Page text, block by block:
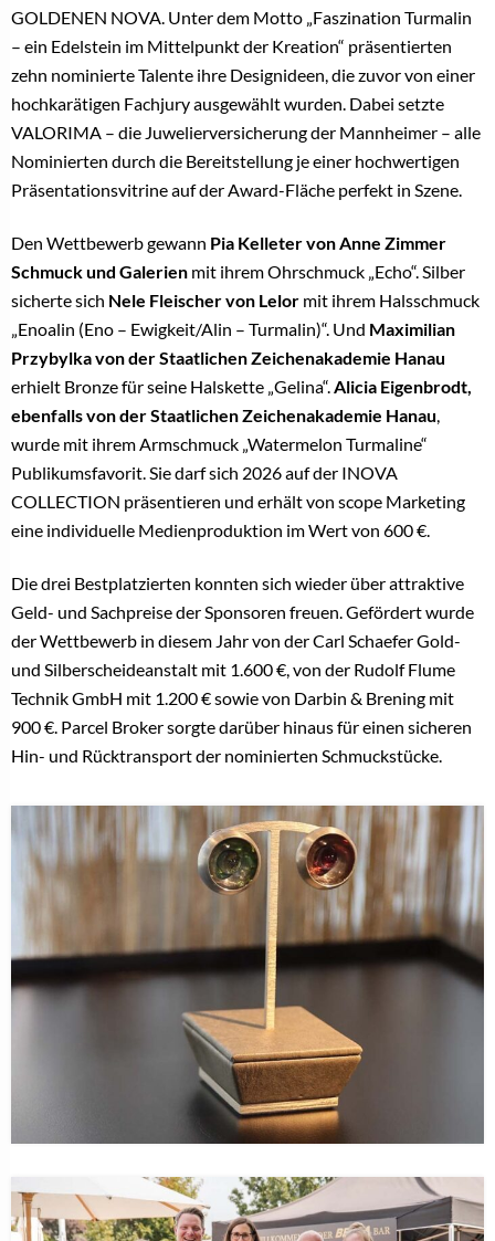
GOLDENEN NOVA. Unter dem Motto „Faszination Turmalin
– ein Edelstein im Mittelpunkt der Kreation“ präsentierten
zehn nominierte Talente ihre Designideen, die zuvor von einer
hochkarätigen Fachjury ausgewählt wurden. Dabei setzte
VALORIMA – die Juwelierversicherung der Mannheimer – alle
Nominierten durch die Bereitstellung je einer hochwertigen
Präsentationsvitrine auf der Award-Fläche perfekt in Szene.
Den Wettbewerb gewann Pia Kelleter von Anne Zimmer
Schmuck und Galerien mit ihrem Ohrschmuck „Echo“. Silber
sicherte sich Nele Fleischer von Lelor mit ihrem Halsschmuck
„Enoalin (Eno – Ewigkeit/Alin – Turmalin)“. Und Maximilian
Przybylka von der Staatlichen Zeichenakademie Hanau
erhielt Bronze für seine Halskette „Gelina“. Alicia Eigenbrodt,
ebenfalls von der Staatlichen Zeichenakademie Hanau
wurde mit ihrem Armschmuck „Watermelon Turmaline“
Publikumsfavorit. Sie darf sich 2026 auf der INOVA
COLLECTION präsentieren und erhält von scope Marketing
eine individuelle Medienproduktion im Wert von 600 €.
Die drei Bestplatzierten konnten sich wieder über attraktive
Geld- und Sachpreise der Sponsoren freuen. Gefördert wurde
der Wettbewerb in diesem Jahr von der Carl Schaefer Gold-
und Silberscheideanstalt mit 1.600 €, von der Rudolf Flume
Technik GmbH mit 1.200 € sowie von Darbin & Brening mit
900 €. Parcel Broker sorgte darüber hinaus für einen sicheren
Hin- und Rücktransport der nominierten Schmuckstücke.